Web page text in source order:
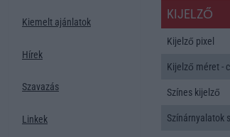
Kiemelt ajánlatok
Hírek
Szavazás
Linkek
KIJELZŐ
Kijelző pixel
Kijelző méret -
Színes kijelző
Színárnyalatok